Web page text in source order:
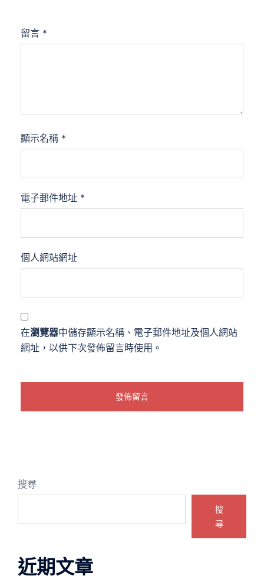
留言 *
顯示名稱 *
電子郵件地址 *
個人網站網址
在瀏覽器中儲存顯示名稱、電子郵件地址及個人網站
網址，以供下次發佈留言時使用。
搜尋
搜
尋
近期文章